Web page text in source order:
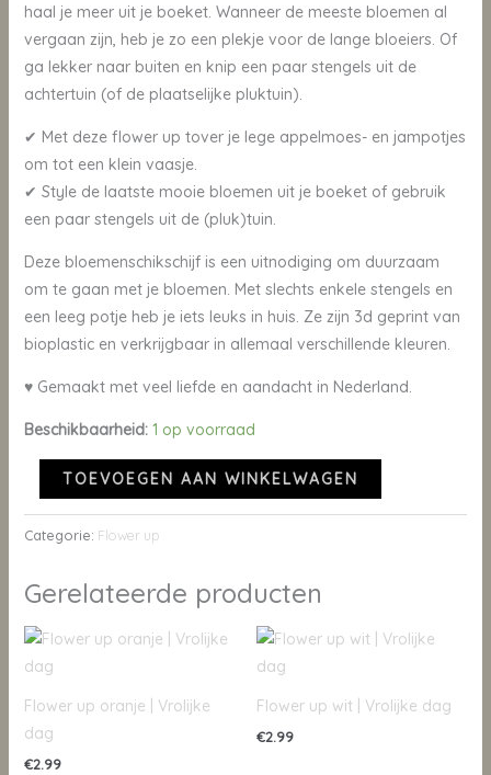
haal je meer uit je boeket. Wanneer de meeste bloemen al
vergaan zijn, heb je zo een plekje voor de lange bloeiers. Of
ga lekker naar buiten en knip een paar stengels uit de
achtertuin (of de plaatselijke pluktuin).
✔ Met deze flower up tover je lege appelmoes- en jampotjes
om tot een klein vaasje.
✔ Style de laatste mooie bloemen uit je boeket of gebruik
een paar stengels uit de (pluk)tuin.
Deze bloemenschikschijf is een uitnodiging om duurzaam
om te gaan met je bloemen. Met slechts enkele stengels en
een leeg potje heb je iets leuks in huis. Ze zijn 3d geprint van
bioplastic en verkrijgbaar in allemaal verschillende kleuren.
♥ Gemaakt met veel liefde en aandacht in Nederland.
Beschikbaarheid: 1 op voorraad
TOEVOEGEN AAN WINKELWAGEN
Categorie: Flower up
Gerelateerde producten
Flower up oranje | Vrolijke
dag
€2.99
Flower up wit | Vrolijke dag
€2.99